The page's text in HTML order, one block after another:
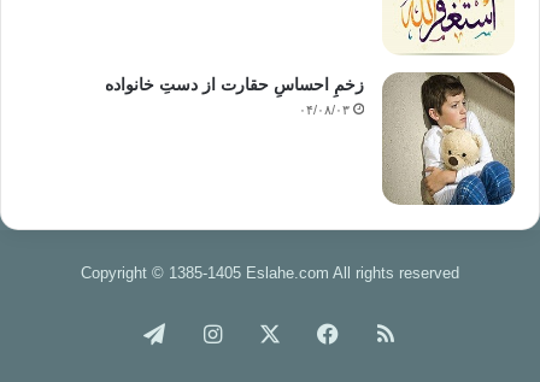
زخمِ احساسِ حقارت از دستِ خانواده
۰۴/۰۸/۰۳
Copyright © 1385-1405 Eslahe.com All rights reserved
خوراک فیس اینستاگرام